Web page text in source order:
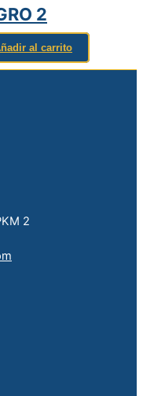
2
al carrito
2